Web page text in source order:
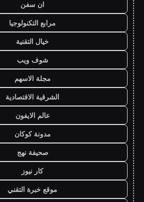
ان سفن
مرابع التكنولوجيا
خيال التقنية
شوف ويب
مجلة الاسهم
الشرقية الاقتصادية
عالم الايفون
مدونة كوكان
صحيفة نهج
كار نيوز
موقع خبرة التقني